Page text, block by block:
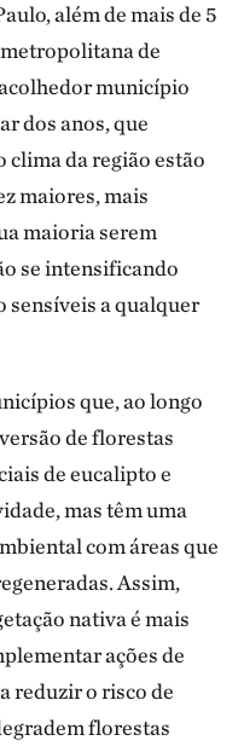
além de mais de 5
de
município
dos anos, que
clima da região estão
maiores, mais
maioria serem
se intensificando
sensíveis a qualquer
que, ao longo
de florestas
de eucalipto e
mas têm uma
com áreas que
Assim,
nativa é mais
ações de
reduzir o risco de
florestas